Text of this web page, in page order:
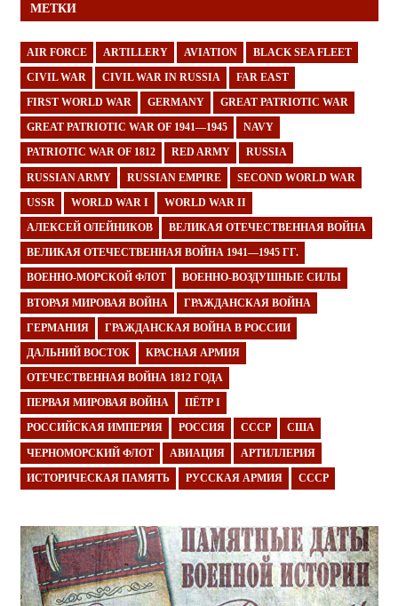
МЕТКИ
AIR FORCE ARTILLERY AVIATION BLACK SEA FLEET
CIVIL WAR CIVIL WAR IN RUSSIA FAR EAST
FIRST WORLD WAR GERMANY GREAT PATRIOTIC WAR
GREAT PATRIOTIC WAR OF 1941—1945 NAVY
PATRIOTIC WAR OF 1812 RED ARMY RUSSIA
RUSSIAN ARMY RUSSIAN EMPIRE SECOND WORLD WAR
USSR WORLD WAR I WORLD WAR II
АЛЕКСЕЙ ОЛЕЙНИКОВ ВЕЛИКАЯ ОТЕЧЕСТВЕННАЯ ВОЙНА
ВЕЛИКАЯ ОТЕЧЕСТВЕННАЯ ВОЙНА 1941—1945 ГГ.
ВОЕННО-МОРСКОЙ ФЛОТ ВОЕННО-ВОЗДУШНЫЕ СИЛЫ
ВТОРАЯ МИРОВАЯ ВОЙНА ГРАЖДАНСКАЯ ВОЙНА
ГЕРМАНИЯ ГРАЖДАНСКАЯ ВОЙНА В РОССИИ
ДАЛЬНИЙ ВОСТОК КРАСНАЯ АРМИЯ
ОТЕЧЕСТВЕННАЯ ВОЙНА 1812 ГОДА
ПЕРВАЯ МИРОВАЯ ВОЙНА ПЁТР I
РОССИЙСКАЯ ИМПЕРИЯ РОССИЯ СССР США
ЧЕРНОМОРСКИЙ ФЛОТ АВИАЦИЯ АРТИЛЛЕРИЯ
ИСТОРИЧЕСКАЯ ПАМЯТЬ РУССКАЯ АРМИЯ СССР